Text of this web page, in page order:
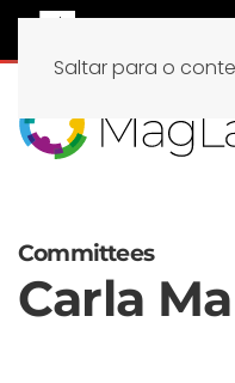
Saltar para o
Committees
Carla